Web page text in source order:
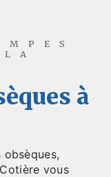
à
obsèques,
vous